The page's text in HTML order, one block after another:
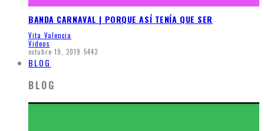
BANDA CARNAVAL | PORQUE ASÍ TENÍA QUE SER
Vita Valencia
Videos
octubre 19, 2019 5443
BLOG
BLOG